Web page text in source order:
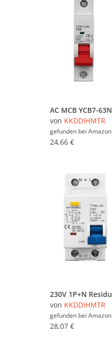
von KKDDIHMTR
gefunden bei Amazon
24,66 €
von KKDDIHMTR
gefunden bei Amazon
28,07 €